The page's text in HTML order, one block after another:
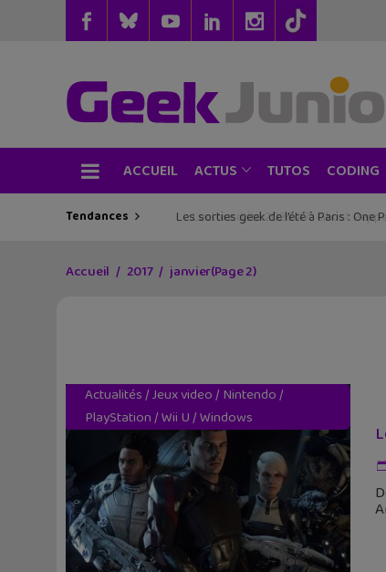
ACCUEIL ACTUS TUTOS CODING
Tendances Les sorties geek de l’été à Paris : One
Accueil 2017 janvier(Page 2)
Actualités/Jeux video/ Nintendo/
PlayStation/Wii U/Windows